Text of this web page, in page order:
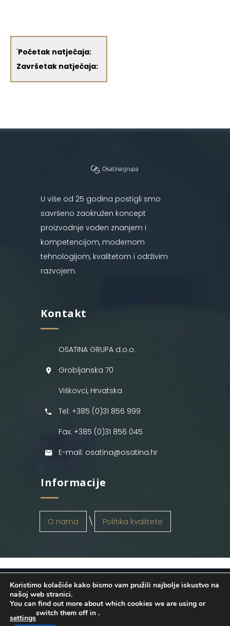
'Početak natječaja:
Završetak natječaja:
U više od 25 godina postigli smo
savršeno zaokružen koncept
proizvodnje vođen znanjem i
kompetencijom, modernom
tehnologijom, kvalitetom i održivim
razvojem.
Kontakt
OSATINA GRUPA d.o.o.
Grobljanska 70
Viškovci, Hrvatska
Tel: +385 (0)31 856 999
Fax: +385 (0)31 856 045
E-mail: osatina@osatina.hr
Informacije
O nama Politika kvalitete
OSATINA GRUPA d.o.o. 2026
. Configured
byINFOS Osijek. Sva prava pridržana.
Koristimo kolačiće kako bismo vam pružili najbolje iskustvo na
našoj web stranici.
You can find out more about which cookies we are using or
switch them off in
settings
.